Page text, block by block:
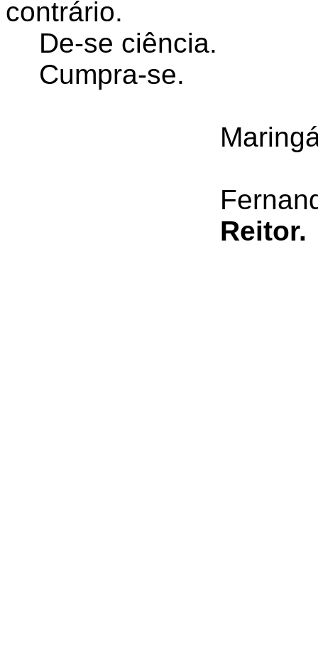
contrário.
De-se ciência.
Cumpra-se.
Reitor.